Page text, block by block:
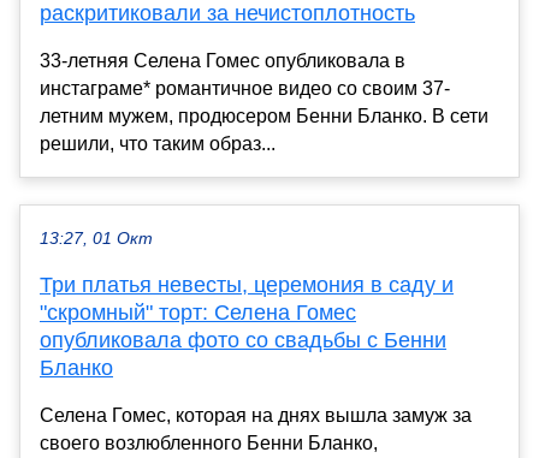
раскритиковали за нечистоплотность
33-летняя Селена Гомес опубликовала в
инстаграме* романтичное видео со своим 37-
летним мужем, продюсером Бенни Бланко. В сети
решили, что таким образ...
13:27, 01 Окт
Три платья невесты, церемония в саду и
"скромный" торт: Селена Гомес
опубликовала фото со свадьбы с Бенни
Бланко
Селена Гомес, которая на днях вышла замуж за
своего возлюбленного Бенни Бланко,